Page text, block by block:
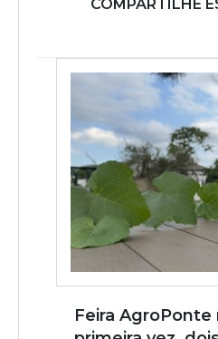
COMPARTILHE
Feira AgroPonte